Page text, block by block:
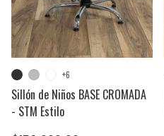
Sillón de Niños BASE CROMADA
- STM Estilo
+6